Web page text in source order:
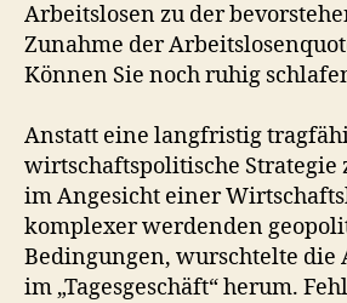
Arbeitslosen zu der
Zunahme der
Können Sie noch ruhig
Anstatt eine langfristig
wirtschaftspolitische
im Angesicht einer
komplexer werdenden
Bedingungen, wurschtelte
im „Tagesgeschäft“ herum.